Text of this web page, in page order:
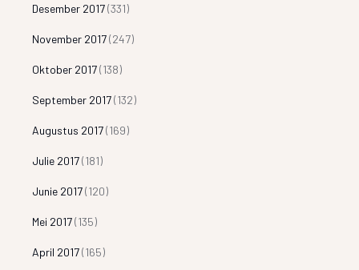
Desember 2017(331)
November 2017(247)
Oktober 2017(138)
September 2017(132)
Augustus 2017(169)
Julie 2017(181)
Junie 2017(120)
Mei 2017(135)
April 2017(165)